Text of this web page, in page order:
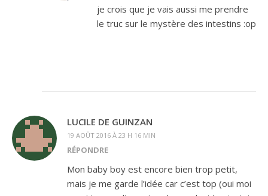
je crois que je vais aussi me prendre
le truc sur le mystère des intestins :op
LUCILE DE GUINZAN
19 AOÛT 2016 À 23 H 16 MIN
RÉPONDRE
Mon baby boy est encore bien trop petit,
mais je me garde l’idée car c’est top (oui moi